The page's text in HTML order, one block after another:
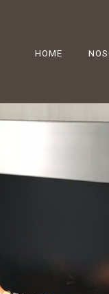
HOME